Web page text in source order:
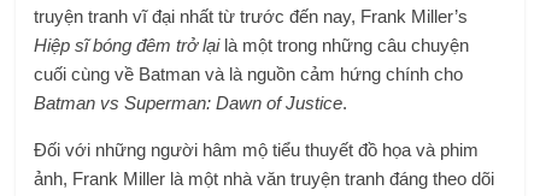
truyện tranh vĩ đại nhất từ ​​trước đến nay, Frank Miller’s
Hiệp sĩ bóng đêm trở lại là một trong những câu chuyện
cuối cùng về Batman và là nguồn cảm hứng chính cho
Batman vs Superman: Dawn of Justice.
Đối với những người hâm mộ tiểu thuyết đồ họa và phim
ảnh, Frank Miller là một nhà văn truyện tranh đáng theo dõi